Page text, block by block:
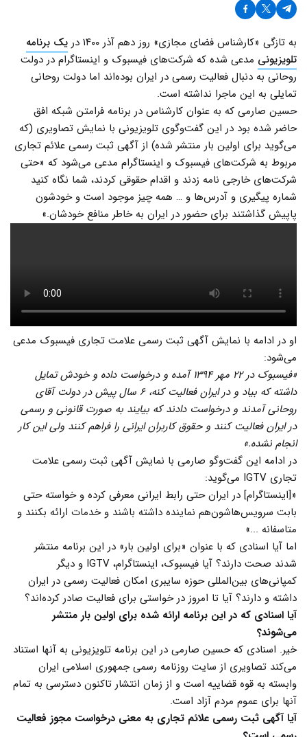
به تازگی «کارشناس فضای مجازی» روز دهم آذر ۱۴۰۰ در
یک برنامه
تلویزیونی مدعی شده که شرکت‌های فیسبوک و اینستاگرام در دولت
روحانی به دنبال فعالیت رسمی در ایران بوده‌اند اما دولت روحانی
تمایلی به این ماجرا نداشته است.
حسین صارمی که به عنوان کارشناس در برنامه فرامتن شبکه افق
حاضر شده بود در این گفت‌وگوی تلویزیونی با نمایش تصاویری (که
می‌گوید برای اولین بار منتشر شده) از آگهی ثبت رسمی علائم تجاری
مربوط به شرکت‌های فیسبوک و اینستاگرام مدعی می‌شود که «حتی
شرکت‌های خارجی نامه زدند و اقدام حقوقی کردند، شما نگاه کنید
شماره پیگیری و آدرس‌ها و … همه چیز موجود است و خودشون
پاپیش گذاشتند برای حضور در ایران به خاطر منافع خودشان.»
او در ادامه با نمایش آگهی ثبت رسمی علامت تجاری فیسبوک مدعی
می‌شود:
«فیسبوک در ۲۲ مهر ۱۳۹۴ آمده و درخواست داده و خودش تمایل
داشته که بیاد و در ایران فعالیت کنه، ۶ سال پیش در دولت آقای
روحانی آمدند و درخواست دادند که بیایند به صورت قانونی و رسمی
در ایران فعالیت کنند و حقوق کاربران ایرانی را فراهم کنند ولی این کار
انجام نشده.»
در ادامه این گفت‌وگو صارمی با نمایش آگهی ثبت رسمی علامت
تجاری IGTV می‌گوید:
«[اینستاگرام] در ایران حتی رابط ایرانی معرفی کرده و خواسته حتی
بابت سرویس‌هاشون‌هم نماینده داشته باشند و خدمات ارائه بکنند و
متاسفانه ...»
اما آیا اسنادی که با عنوان «برای اولین بار» در این برنامه منتشر
شدند صحت دارند؟‌ آیا فیسبوک، اینستاگرام، IGTV و دیگر
کمپانی‌های بین‌المللی حوزه سایبری امکان فعالیت رسمی در ایران
داشته و دارند؟ آیا تا امروز در خواستی برای فعالیت صادر کرده‌اند؟‌
آیا اسنادی که در این برنامه ارائه شده برای اولین بار منتشر
می‌شوند؟
خیر. اسنادی که حسین صارمی در این برنامه تلویزیونی به آنها استناد
می‌کند تصاویری از سایت روزنامه رسمی جمهوری اسلامی ایران
وابسته به قوه قضاییه است و از زمان انتشار تاکنون دسترسی به تمام
آنها برای عموم مردم آزاد است.
آیا آگهی ثبت رسمی علائم تجاری به معنی درخواست مجوز فعالیت